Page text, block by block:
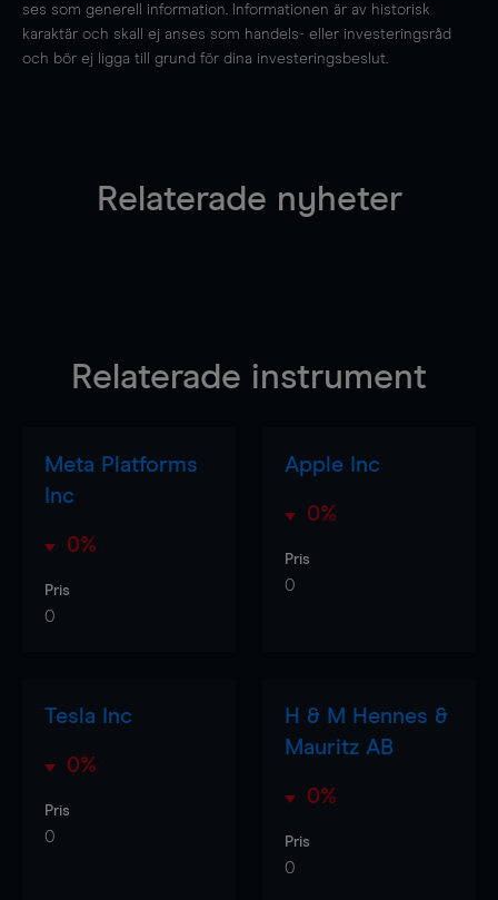
ses som generell information. Informationen är av historisk
karaktär och skall ej anses som handels- eller investeringsråd
och bör ej ligga till grund för dina investeringsbeslut.
Relaterade nyheter
Relaterade instrument
Meta Platforms
Inc
0%
Pris
0
Apple Inc
0%
Pris
0
Tesla Inc
0%
Pris
0
H & M Hennes &
Mauritz AB
0%
Pris
0